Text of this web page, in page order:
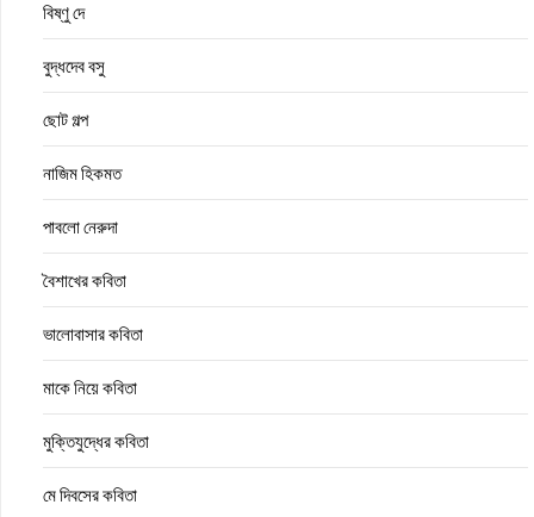
বিষ্ণু দে
বুদ্ধদেব বসু
ছোট গল্প
নাজিম হিকমত
পাবলো নেরুদা
বৈশাখের কবিতা
ভালোবাসার কবিতা
মাকে নিয়ে কবিতা
মুক্তিযুদ্ধের কবিতা
মে দিবসের কবিতা